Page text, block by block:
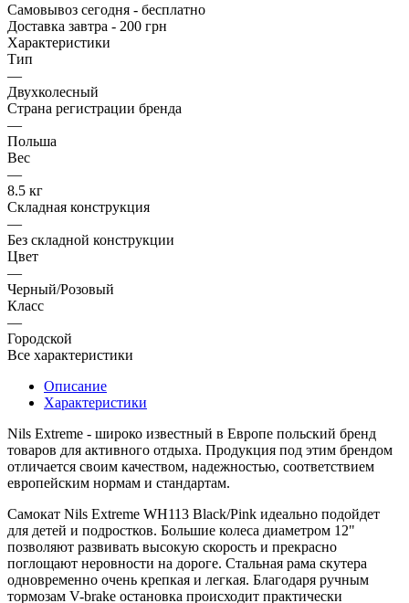
Самовывоз сегодня - бесплатно
Доставка завтра - 200 грн
Характеристики
Тип
—
Двухколесный
Страна регистрации бренда
—
Польша
Вес
—
8.5 кг
Складная конструкция
—
Без cкладной конструкции
Цвет
—
Черный/Розовый
Класс
—
Городской
Все характеристики
Описание
Характеристики
Nils Extreme - широко известный в Европе польский бренд
товаров для активного отдыха. Продукция под этим брендом
отличается своим качеством, надежностью, соответствием
европейским нормам и стандартам.
Самокат Nils Extreme WH113 Black/Pink идеально подойдет
для детей и подростков. Большие колеса диаметром 12"
позволяют развивать высокую скорость и прекрасно
поглощают неровности на дороге. Стальная рама скутера
одновременно очень крепкая и легкая. Благодаря ручным
тормозам V-brake остановка происходит практически